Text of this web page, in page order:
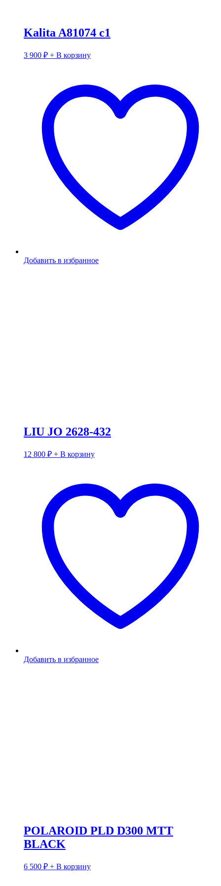
Kalita A81074 c1
3 900 ₽ + В корзину
Добавить в избранное
LIU JO 2628-432
12 800 ₽ + В корзину
Добавить в избранное
POLAROID PLD D300 MTT
BLACK
6 500 ₽ + В корзину